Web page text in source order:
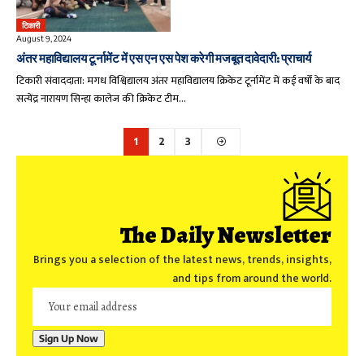
टिकारी
August 9, 2024
अंतर महाविद्यालय टूर्नामेंट में एस एन एस पेश करेगी मजबूत दावेदारी: प्राचार्य
टिकारी संवाददाता: मगध विश्विद्यालय अंतर महाविद्यालय क्रिकेट टूर्नामेंट में कई वर्षों के बाद
सत्येंद्र नारायण सिन्हा कालेज की क्रिकेट टीम…
1 2 3
The Daily Newsletter
Brings you a selection of the latest news, trends, insights,
and tips from around the world.